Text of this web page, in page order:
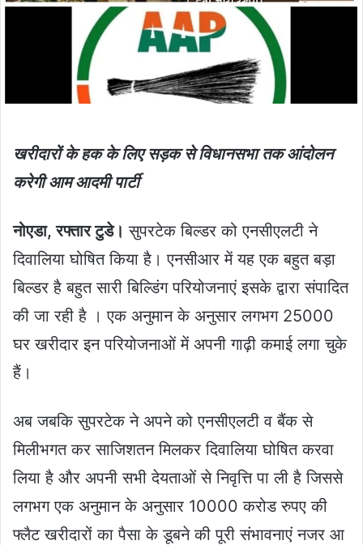
खरीदारों के हक के लिए सड़क से विधानसभा तक आंदोलन
करेगी आम आदमी पार्टी
नोएडा, रफ्तार टुडे। सुपरटेक बिल्डर को एनसीएलटी ने
दिवालिया घोषित किया है। एनसीआर में यह एक बहुत बड़ा
बिल्डर है बहुत सारी बिल्डिंग परियोजनाएं इसके द्वारा संपादित
की जा रही है । एक अनुमान के अनुसार लगभग 25000
घर खरीदार इन परियोजनाओं में अपनी गाढ़ी कमाई लगा चुके
हैं।
अब जबकि सुपरटेक ने अपने को एनसीएलटी व बैंक से
मिलीभगत कर साजिशतन मिलकर दिवालिया घोषित करवा
लिया है और अपनी सभी देयताओं से निवृत्ति पा ली है जिससे
लगभग एक अनुमान के अनुसार 10000 करोड रुपए की
फ्लैट खरीदारों का पैसा के डूबने की पूरी संभावनाएं नजर आ